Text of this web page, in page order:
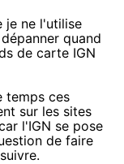
je ne l'utilise
quand
de carte IGN
temps ces
sur les sites
l'IGN se pose
de faire